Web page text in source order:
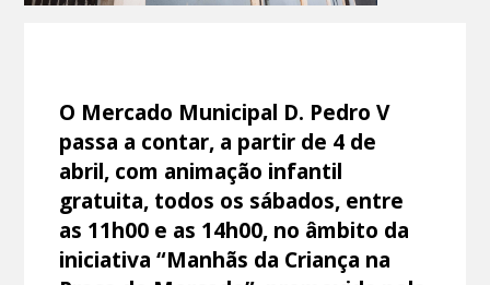
O Mercado Municipal D. Pedro V
passa a contar, a partir de 4 de
abril, com animação infantil
gratuita, todos os sábados, entre
as 11h00 e as 14h00, no âmbito da
iniciativa “Manhãs da Criança na